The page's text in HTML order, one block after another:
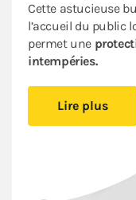
Cette astucieuse
l’accueil du public
permet une
intempéries.
installer
à déploiement
d’outils. Sa
lignes épurées en
CTS 37 et M2, ce
Lire plus